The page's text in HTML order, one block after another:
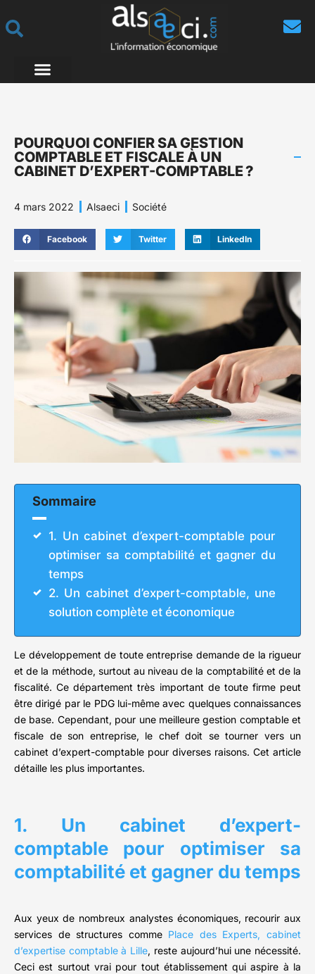
POURQUOI CONFIER SA GESTION
COMPTABLE ET FISCALE À UN
CABINET D’EXPERT-COMPTABLE ?
4 mars 2022 Alsaeci Société
Facebook Twitter LinkedIn
Sommaire
1. Un cabinet d’expert-comptable pour
optimiser sa comptabilité et gagner du
temps
2. Un cabinet d’expert-comptable, une
solution complète et économique
Le développement de toute entreprise demande de la rigueur
et de la méthode, surtout au niveau de la comptabilité et de la
fiscalité. Ce département très important de toute firme peut
être dirigé par le PDG lui-même avec quelques connaissances
de base. Cependant, pour une meilleure gestion comptable et
fiscale de son entreprise, le chef doit se tourner vers un
cabinet d’expert-comptable pour diverses raisons. Cet article
détaille les plus importantes.
1. Un cabinet d’expert-
comptable pour optimiser sa
comptabilité et gagner du temps
Aux yeux de nombreux analystes économiques, recourir aux
services de structures comme Place des Experts, cabinet
d’expertise comptable à Lille, reste aujourd’hui une nécessité.
Ceci est surtout vrai pour tout établissement qui aspire à la